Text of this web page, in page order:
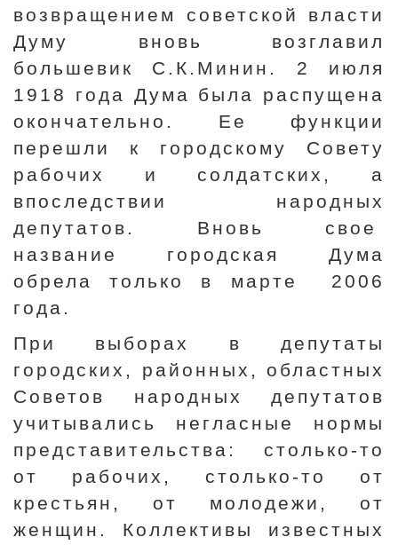
возвращением советской власти
Думу вновь возглавил
большевик С.К.Минин. 2 июля
1918 года Дума была распущена
окончательно. Ее функции
перешли к городскому Совету
рабочих и солдатских, а
впоследствии народных
депутатов. Вновь свое
название городская Дума
обрела только в марте 2006
года.
При выборах в депутаты
городских, районных, областных
Советов народных депутатов
учитывались негласные нормы
представительства: столько-то
от рабочих, столько-то от
крестьян, от молодежи, от
женщин. Коллективы известных